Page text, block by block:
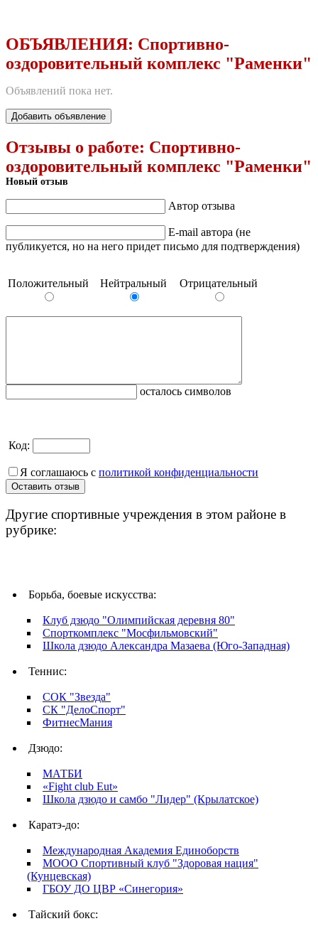
ОБЪЯВЛЕНИЯ: Спортивно-
оздоровительный комплекс "Раменки"
Объявлений пока нет.
Добавить объявление
Отзывы о работе: Спортивно-
оздоровительный комплекс "Раменки"
Новый отзыв
Автор отзыва
E-mail автора (не
публикуется, но на него придет письмо для подтверждения)
Положительный Нейтральный Отрицательный
осталось символов
Код:
Я соглашаюсь с политикой конфиденциальности
Другие спортивные учреждения в этом районе в
рубрике:
Борьба, боевые искусства:
Клуб дзюдо "Олимпийская деревня 80"
Спорткомплекс "Мосфильмовский"
Школа дзюдо Александра Мазаева (Юго-Западная)
Теннис:
СОК "Звезда"
СК "ДелоСпорт"
ФитнесМания
Дзюдо:
МАТБИ
«Fight club Eut»
Школа дзюдо и самбо "Лидер" (Крылатское)
Каратэ-до:
Международная Академия Единоборств
МООО Спортивный клуб "Здоровая нация"
(Кунцевская)
ГБОУ ДО ЦВР «Синегория»
Тайский бокс: